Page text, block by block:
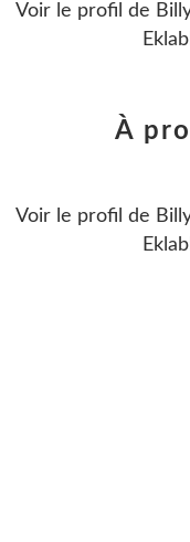
Voir le profil de
À
Voir le profil de